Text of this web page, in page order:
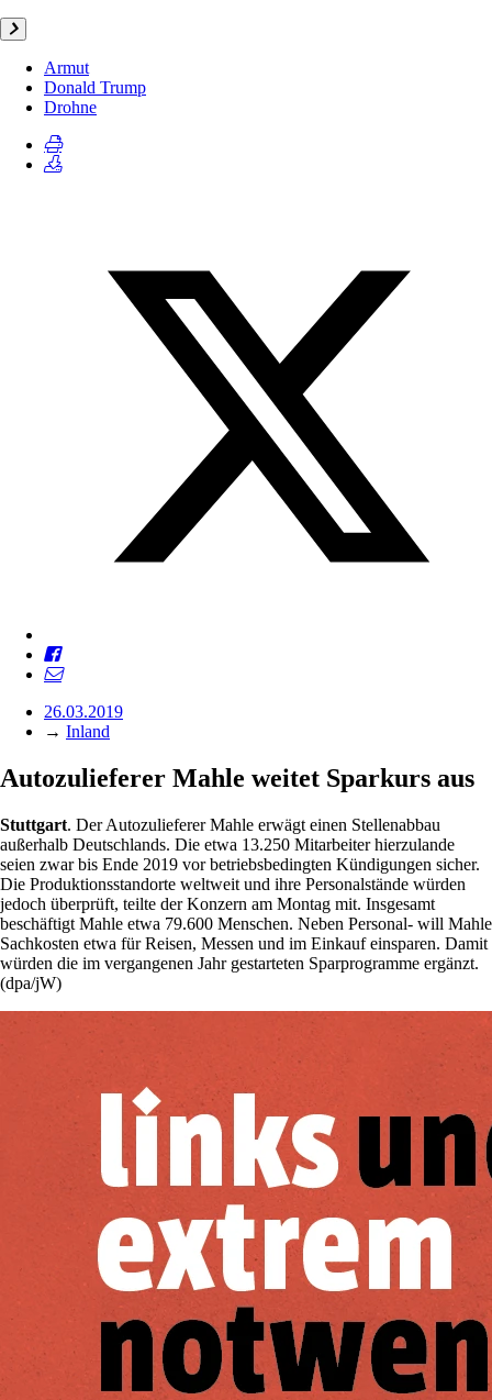
Armut
Donald Trump
Drohne
26.03.2019
→ Inland
Autozulieferer Mahle weitet Sparkurs aus
Stuttgart. Der Autozulieferer Mahle erwägt einen Stellenabbau
außerhalb Deutschlands. Die etwa 13.250 Mitarbeiter hierzulande
seien zwar bis Ende 2019 vor betriebsbedingten Kündigungen sicher.
Die Produktionsstandorte weltweit und ihre Personalstände würden
jedoch überprüft, teilte der Konzern am Montag mit. Insgesamt
beschäftigt Mahle etwa 79.600 Menschen. Neben Personal- will Mahle
Sachkosten etwa für Reisen, Messen und im Einkauf einsparen. Damit
würden die im vergangenen Jahr gestarteten Sparprogramme ergänzt.
(dpa/jW)